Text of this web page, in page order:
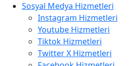
Sosyal Medya Hizmetleri
Instagram Hizmetleri
Youtube Hizmetleri
Tiktok Hizmetleri
Twitter X Hizmetleri